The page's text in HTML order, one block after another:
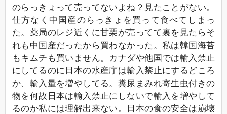
のらっきょって売ってないよね？見たことがない。
仕方なく中国産のらっきょを買って食べてしまっ
た。薬局のレジ近くに甘栗が売ってて裏を見たらそ
れも中国産だったから買わなかった。私は韓国海苔
もキムチも買いません。カナダや他国では輸入禁止
にしてるのに日本の水産庁は輸入禁止にするどころ
か、輸入量を増やしてる。糞尿まみれ寄生虫付きの
物を何故日本は輸入禁止にしないで輸入を増やして
るのか私には理解出来ない。日本の食の安全は崩壊